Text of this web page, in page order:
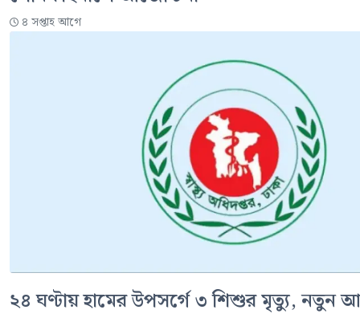
৪ সপ্তাহ আগে
২৪ ঘণ্টায় হামের উপসর্গে ৩ শিশুর মৃত্যু, নতুন